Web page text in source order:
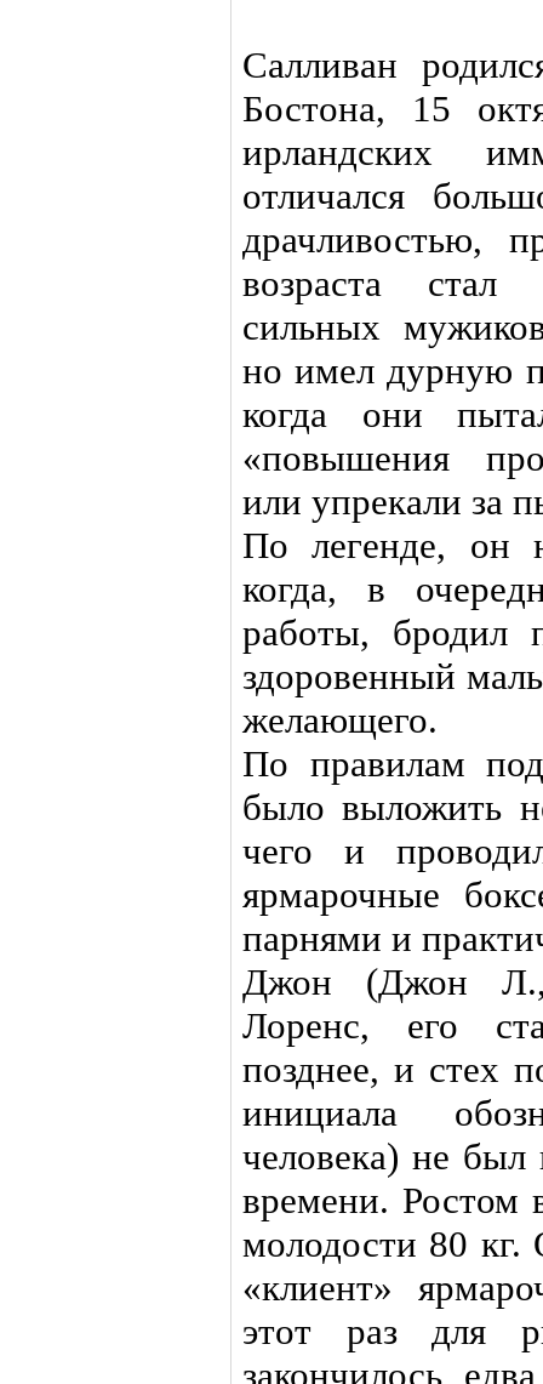
Салливан
Бостона, 15
ирландских
отличался
драчливостью,
возраста стал
сильных
но имел дурную
когда они
«повышения
или упрекали за
По легенде, он
когда, в
работы, бродил
здоровенный
желающего.
По правилам
было выложить
чего и
ярмарочные
парнями и
Джон (Джон
Лоренс, его
позднее, и стех
инициала
человека) не был
времени. Ростом
молодости 80
«клиент»
этот раз для
закончилось,